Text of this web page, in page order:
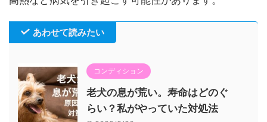
あわせて読みたい
コンディション
老犬の息が荒い。寿命はどのぐ
らい？私がやっていた対処法